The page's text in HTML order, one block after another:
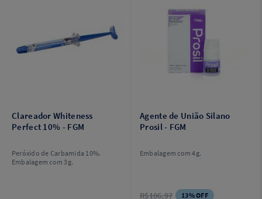
Clareador Whiteness
Perfect 10% - FGM
Peróxido de Carbamida 10%.
Embalagem com 3g.
Agente de União Silano
Prosil - FGM
Embalagem com 4g.
R$106,97 13% OFF